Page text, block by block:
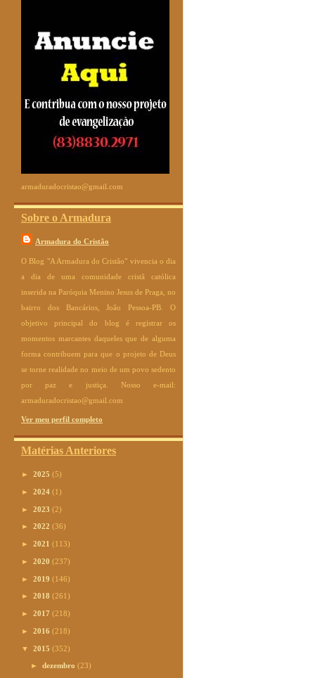
armaduradocristao@gmail.com
Sobre o Armadura
Armadura do Cristão
O Blog "A Armadura do Cristão" vivencia o dia
a dia de uma comunidade cristã católica
inserida na Paróquia Menino Jesus de Praga, no
bairro dos Bancários, João Pessoa-PB. O
objetivo principal do blog é registrar os
momentos marcantes daqueles que de alguma
forma contribuem para que o projeto de Deus
se torne realidade no meio de um povo sedento
por paz e justiça. Nosso e-mail:
armaduradocristao@gmail.com
Ver meu perfil completo
Matérias Anteriores
► 2025 (5)
► 2024 (1)
► 2023 (2)
► 2022 (36)
► 2021 (113)
► 2020 (237)
► 2019 (146)
► 2018 (261)
► 2017 (218)
► 2016 (218)
▼ 2015 (352)
►dezembro(23)